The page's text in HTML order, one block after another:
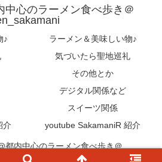
中心のラーメン食べ歩き＠
♪
ラーメン＆美味しい物♪
気づいたら聖地巡礼
その他とか
デジタル関係など
スイーツ関係
介
youtube SakamaniR 紹介
都内中心のラーメン食べ歩き＠